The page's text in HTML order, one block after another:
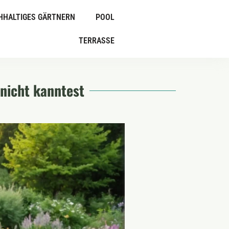
GÄRTNERN POOL
TERRASSE
kanntest